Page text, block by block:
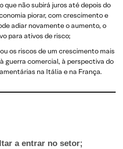
que não subirá juros até depois do
piorar, com crescimento e
adiar novamente o aumento, o
para ativos de risco;
os riscos de um crescimento mais
guerra comercial, à perspectiva do
na Itália e na França.
a entrar no setor;